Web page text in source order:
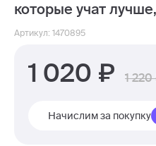
которые учат
Артикул: 1470895
1 020 1 220
Начислим за покупку